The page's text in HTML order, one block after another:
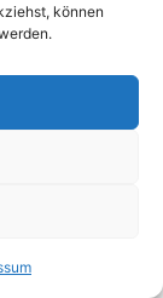
können